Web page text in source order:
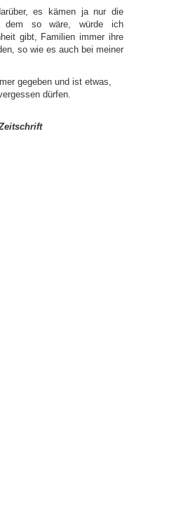
es kämen ja nur die
dem so wäre, würde ich
gibt, Familien immer ihre
so wie es auch bei meiner
gegeben und ist etwas,
dürfen.